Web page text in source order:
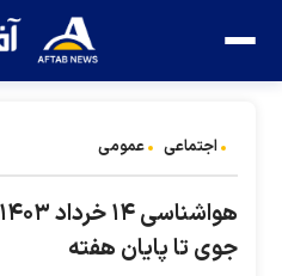
اجتماعی عمومی
جوی تا پایان هفته